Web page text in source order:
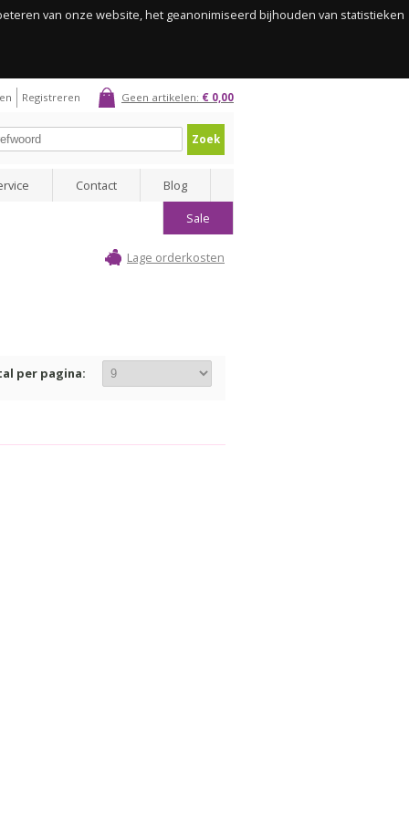
van onze website, het geanonimiseerd bijhouden van statistieken
Geen artikelen: € 0,00
Registreren
Zoek
Contact
Blog
Sale
Lage orderkosten
per pagina: